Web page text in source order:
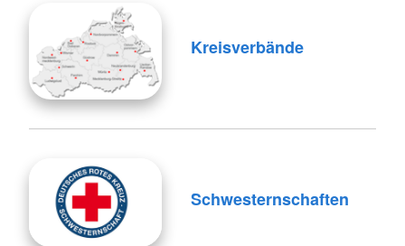
Kreisverbände
Schwesternschaften